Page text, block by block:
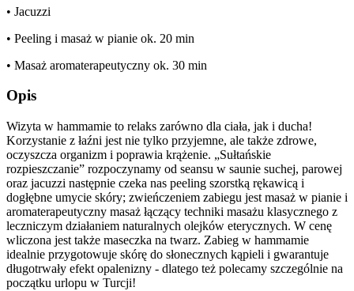
• Jacuzzi
• Peeling i masaż w pianie ok. 20 min
• Masaż aromaterapeutyczny ok. 30 min
Opis
Wizyta w hammamie to relaks zarówno dla ciała, jak i ducha!
Korzystanie z łaźni jest nie tylko przyjemne, ale także zdrowe,
oczyszcza organizm i poprawia krążenie. „Sułtańskie
rozpieszczanie” rozpoczynamy od seansu w saunie suchej, parowej
oraz jacuzzi następnie czeka nas peeling szorstką rękawicą i
dogłębne umycie skóry; zwieńczeniem zabiegu jest masaż w pianie i
aromaterapeutyczny masaż łączący techniki masażu klasycznego z
leczniczym działaniem naturalnych olejków eterycznych. W cenę
wliczona jest także maseczka na twarz. Zabieg w hammamie
idealnie przygotowuje skórę do słonecznych kąpieli i gwarantuje
długotrwały efekt opalenizny - dlatego też polecamy szczególnie na
początku urlopu w Turcji!